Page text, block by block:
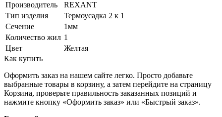
Производитель
REXANT
Тип изделия
Термоусадка 2 к 1
Сечение
1мм
Количество жил 1
Цвет
Желтая
Как купить
Оформить заказ на нашем сайте легко. Просто добавьте
выбранные товары в корзину, а затем перейдите на страницу
Корзина, проверьте правильность заказанных позиций и
нажмите кнопку «Оформить заказ» или «Быстрый заказ».